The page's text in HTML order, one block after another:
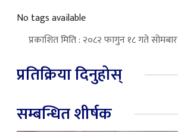
No tags available
प्रकाशित मिति : २०८२ फागुन १८ गते सोमबार
प्रतिक्रिया दिनुहोस्
सम्बन्धित शीर्षक